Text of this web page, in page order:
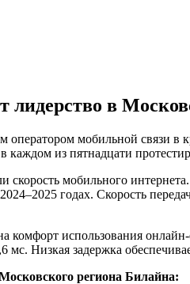
лидерство в
мобильной связи в
каждом из пятнадцати
скорость мобильного
годах. Скорость
использования онлайн-
мс. Низкая задержка
региона Билайна: